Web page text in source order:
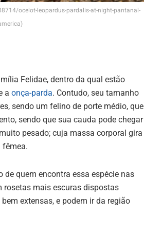
ocelot-leopardus-pardalis-at-night-pantanal-
Felidae, dentro da qual estão
a onça-parda. Contudo, seu tamanho
sendo um felino de porte médio, que
sendo que sua cauda pode chegar
pesado; cuja massa corporal gira
fêmea.
de quem encontra essa espécie nas
rosetas mais escuras dispostas
extensas, e podem ir da região